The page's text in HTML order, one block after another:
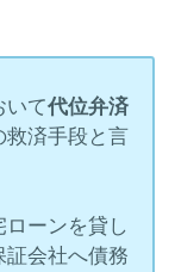
いて代位弁済
救済手段と言
ーンを貸し
証会社へ債務